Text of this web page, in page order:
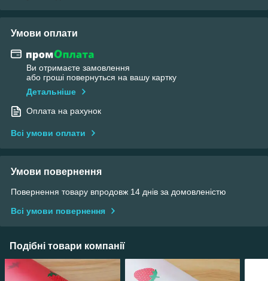
Умови оплати
Ви отримаєте замовлення
або гроші повернуться на вашу картку
Детальніше
Оплата на рахунок
Всі умови оплати
Умови повернення
Повернення товару впродовж 14 днів за домовленістю
Всі умови повернення
Подібні товари компанії